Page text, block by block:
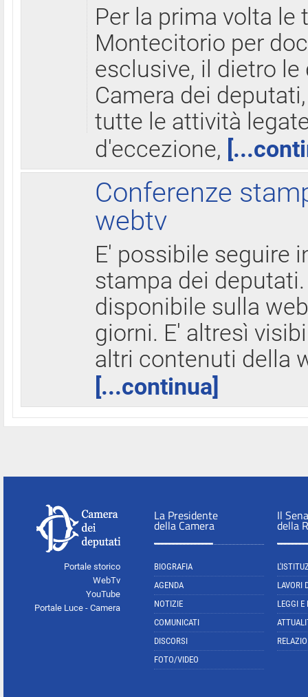
Per la prima volta le
Montecitorio per
esclusive, il dietro
Camera dei
tutte le attività
d'eccezione,
Conferenze
webtv
E' possibile seguire
stampa dei
disponibile sulla
giorni. E' altresì
altri contenuti della
[...continua]
Portale storico
WebTv
YouTube
Portale Luce - Camera
La Presidente
della Camera
BIOGRAFIA
AGENDA
NOTIZIE
COMUNICATI
DISCORSI
FOTO/VIDEO
Il
della
LAVORI
LEGGI E